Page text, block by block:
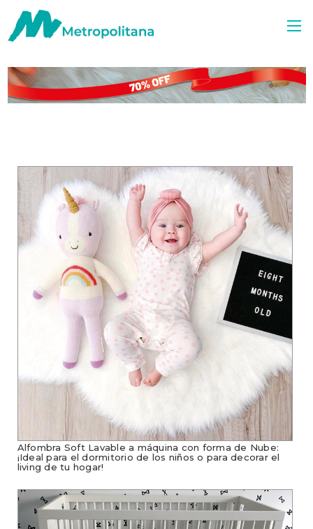
Alfombra Soft Lavable a máquina con forma de Nube:
¡Ideal para el dormitorio de los niños o para decorar el
living de tu hogar!